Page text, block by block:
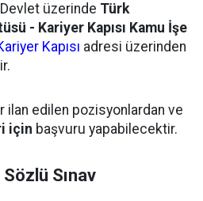
üzerinde Türk
- Kariyer Kapısı Kamu İşe
Kapısı adresi üzerinden
ilan edilen pozisyonlardan ve
için başvuru yapabilecektir.
Sınav